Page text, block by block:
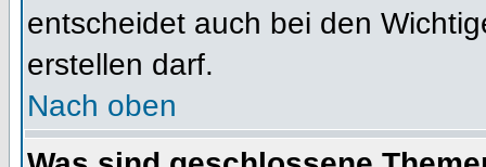
entscheidet auch bei den
erstellen darf.
Nach oben